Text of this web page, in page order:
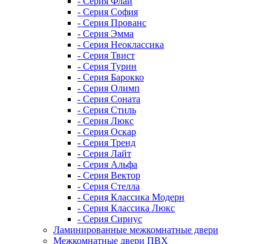
- Серия София
- Серия Прованс
- Серия Эмма
- Серия Неоклассика
- Серия Твист
- Серия Турин
- Серия Барокко
- Серия Олимп
- Серия Соната
- Серия Стиль
- Серия Люкс
- Серия Оскар
- Серия Тренд
- Серия Лайт
- Серия Альфа
- Серия Вектор
- Серия Стелла
- Серия Классика Модерн
- Серия Классика Люкс
- Серия Сириус
Ламинированные межкомнатные двери
Межкомнатные двери ПВХ